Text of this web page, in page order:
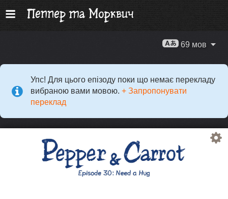
69 мов
Упс! Для цього епізоду поки що немає перекладу
вибраною вами мовою. + Запропонувати
переклад